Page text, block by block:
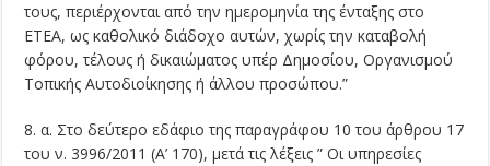
τους, περιέρχονται από την ημερομηνία της ένταξης στο
ΕΤΕΑ, ως καθολικό διάδοχο αυτών, χωρίς την καταβολή
φόρου, τέλους ή δικαιώματος υπέρ Δημοσίου, Οργανισμού
Τοπικής Αυτοδιοίκησης ή άλλου προσώπου.”
8. α. Στο δεύτερο εδάφιο της παραγράφου 10 του άρθρου 17
του ν. 3996/2011 (Α’ 170), μετά τις λέξεις ” Οι υπηρεσίες